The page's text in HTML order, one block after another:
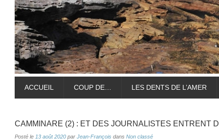
ACCUEIL COUP DE… LES DENTS DE L’AMER
CAMMINARE (2) : ET DES JOURNALISTES ENTRENT
Posté le 13 août 2020 par Jean-François dans Non classé